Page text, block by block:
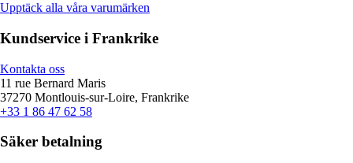
Upptäck alla våra varumärken
Kundservice i Frankrike
Kontakta oss
11 rue Bernard Maris
37270 Montlouis-sur-Loire, Frankrike
+33 1 86 47 62 58
Säker betalning